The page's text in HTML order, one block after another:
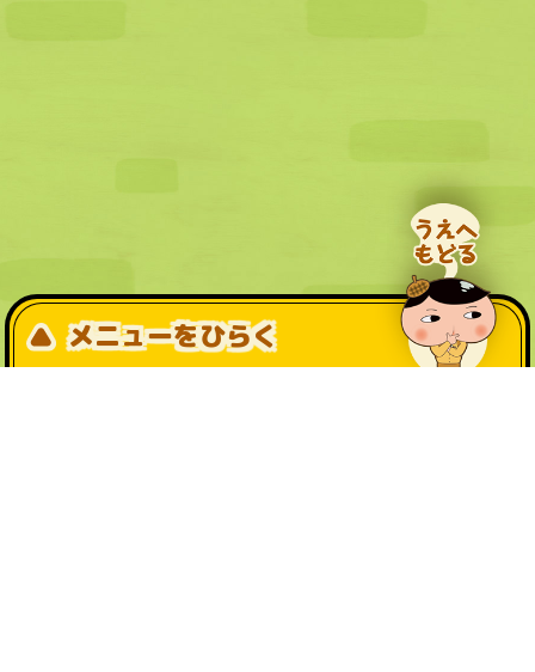
メニューをひらく
公式SNS一覧